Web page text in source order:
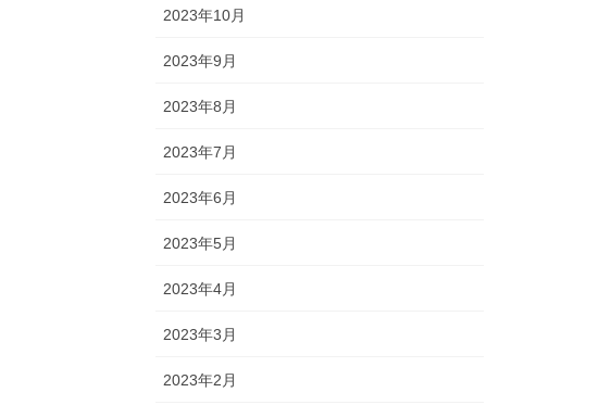
2023年10月
2023年9月
2023年8月
2023年7月
2023年6月
2023年5月
2023年4月
2023年3月
2023年2月